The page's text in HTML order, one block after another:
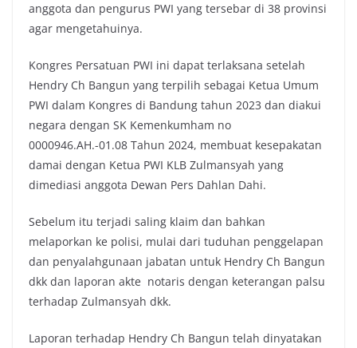
anggota dan pengurus PWI yang tersebar di 38 provinsi
agar mengetahuinya.
Kongres Persatuan PWI ini dapat terlaksana setelah
Hendry Ch Bangun yang terpilih sebagai Ketua Umum
PWI dalam Kongres di Bandung tahun 2023 dan diakui
negara dengan SK Kemenkumham no
0000946.AH.-01.08 Tahun 2024, membuat kesepakatan
damai dengan Ketua PWI KLB Zulmansyah yang
dimediasi anggota Dewan Pers Dahlan Dahi.
Sebelum itu terjadi saling klaim dan bahkan
melaporkan ke polisi, mulai dari tuduhan penggelapan
dan penyalahgunaan jabatan untuk Hendry Ch Bangun
dkk dan laporan akte notaris dengan keterangan palsu
terhadap Zulmansyah dkk.
Laporan terhadap Hendry Ch Bangun telah dinyatakan